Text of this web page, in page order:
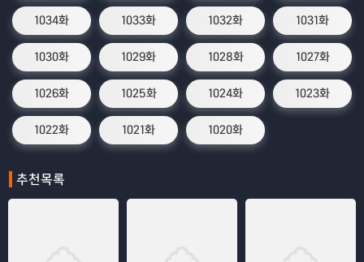
1034화 1033화 1032화 1031화
1030화 1029화 1028화 1027화
1026화 1025화 1024화 1023화
1022화 1021화 1020화
추천목록